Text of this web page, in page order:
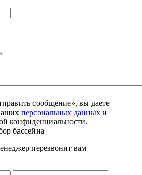
сообщение», вы даете
персональных данных и
конфиденциальности.
бассейна
перезвонит вам